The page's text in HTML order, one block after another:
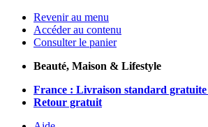
Revenir au menu
Accéder au contenu
Consulter le panier
Beauté, Maison & Lifestyle
France : Livraison standard gratuite
Retour gratuit